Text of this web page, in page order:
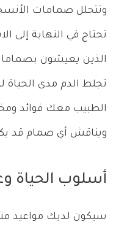
وتتحلل صمامات
تحتاج في النهاية إلى
الذين يعيشون
تجلط الدم مدى
الطبيب معك فوائد
ويناقش أي صمام قد
أسلوب الحياة
سيكون لديك مواعيد